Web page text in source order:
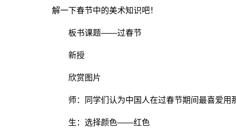
解一下春节中的美术知识吧！
板书课题――过春节
新授
欣赏图片
师：同学们认为中国人在过春节期间最喜爱用
生：选择颜色――红色